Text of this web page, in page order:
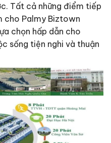
Tất cả những điểm tiếp
cho Palmy Biztown
chọn hấp dẫn cho
sống tiện nghi và thuận